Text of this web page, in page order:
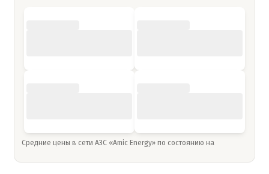
Средние цены в сети АЗС «Amic Energy» по состоянию на